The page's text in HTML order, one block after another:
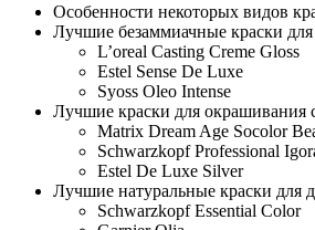
Особенности некоторых видов
Лучшие безаммиачные краски для
L’oreal Casting Creme Gloss
Estel Sense De Luxe
Syoss Oleo Intense
Лучшие краски для окрашивания
Matrix Dream Age Socolor
Schwarzkopf Professional
Estel De Luxe Silver
Лучшие натуральные краски для
Schwarzkopf Essential Color